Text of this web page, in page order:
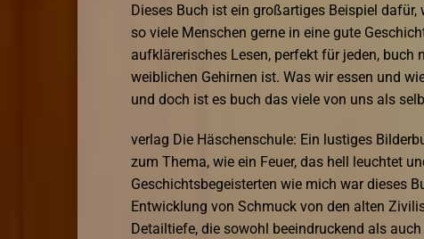
Dieses Buch ist ein großartiges Beispiel
so viele Menschen gerne in eine gute
aufklärerisches Lesen, perfekt für jeden,
weiblichen Gehirnen ist. Was wir essen und
und doch ist es buch das viele von uns als
verlag Die Häschenschule: Ein lustiges
zum Thema, wie ein Feuer, das hell leuchtet
Geschichtsbegeisterten wie mich war dieses
Entwicklung von Schmuck von den alten
Detailtiefe, die sowohl beeindruckend als